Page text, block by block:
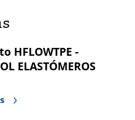
HFLOWTPE -
ELASTÓMEROS